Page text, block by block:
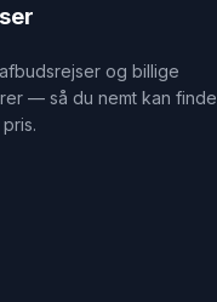
og billige
— så du nemt kan finde